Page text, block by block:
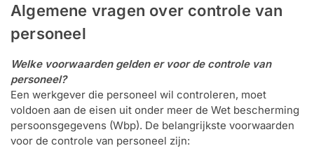
Algemene vragen over controle van
personeel
Welke voorwaarden gelden er voor de controle van
personeel?
Een werkgever die personeel wil controleren, moet
voldoen aan de eisen uit onder meer de Wet bescherming
persoonsgegevens (Wbp). De belangrijkste voorwaarden
voor de controle van personeel zijn: